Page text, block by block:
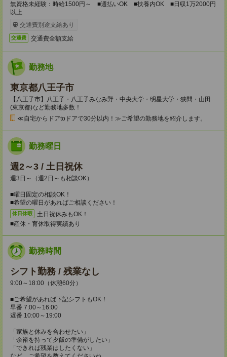
無資格未経験：時給1500円～ ■週払いOK ■扶養内OK ■日収1万2000円
以上
交通費別途支給あり
交通費 交通費全額支給
勤務地
東京都八王子市
【八王子市】八王子・八王子みなみ野・中央大学・明星大学・狭間・山田
(東京都)など勤務地多数！
≪自宅からドアtoドアで30分以内！≫ご希望の勤務地を紹介します。
勤務曜日
週2～3 / 土日祝休
週3日～（週2日～も相談OK）
■曜日固定の相談OK！
■希望の曜日があればご相談ください！
休日休暇
土日祝休みもOK！
■産休・育休取得実績あり
勤務時間
シフト勤務 / 残業なし
9:00～18:00（休憩60分）
■ご希望があれば下記シフトもOK！
早番 7:00～16:00
遅番 10:00～19:00
「家族と休みを合わせたい」
「余裕を持って夕飯の準備がしたい」
「できれば残業はしたくない」